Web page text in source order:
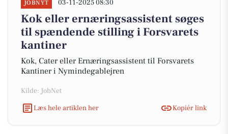
JOBNYT 03-11-2025 08:30
Kok eller ernæringsassistent søges
til spændende stilling i Forsvarets
kantiner
Kok, Cater eller Ernæringsassistent til Forsvarets
Kantiner i Nymindegablejren
Kilde: JobNet
Læs hele artiklen her
Kopiér link